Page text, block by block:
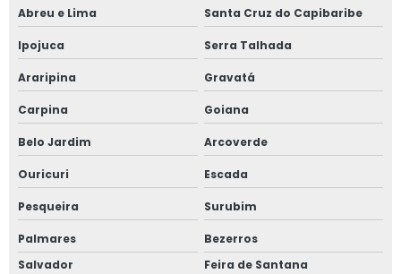
Abreu e Lima Santa Cruz do Capibaribe
Ipojuca Serra Talhada
Araripina Gravatá
Carpina Goiana
Belo Jardim Arcoverde
Ouricuri Escada
Pesqueira Surubim
Palmares
Bezerros
Salvador
Feira de Santana